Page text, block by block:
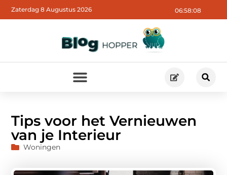
06:58:10
Zaterdag 8 Augustus 2026
Tips voor het Vernieuwen
van je Interieur
Woningen